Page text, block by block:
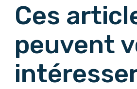
Ces
peuvent